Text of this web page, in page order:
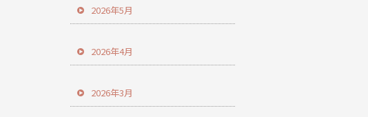
2026年5月
2026年4月
2026年3月